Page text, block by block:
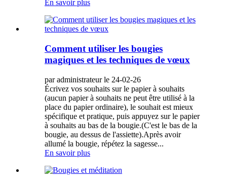
En savoir plus
Comment utiliser les bougies
magiques et les techniques de vœux
par administrateur le 24-02-26
Écrivez vos souhaits sur le papier à souhaits
(aucun papier à souhaits ne peut être utilisé à la
place du papier ordinaire), le souhait est mieux
spécifique et pratique, puis appuyez sur le papier
à souhaits au bas de la bougie.(C'est le bas de la
bougie, au dessus de l'assiette).Après avoir
allumé la bougie, répétez la sagesse...
En savoir plus